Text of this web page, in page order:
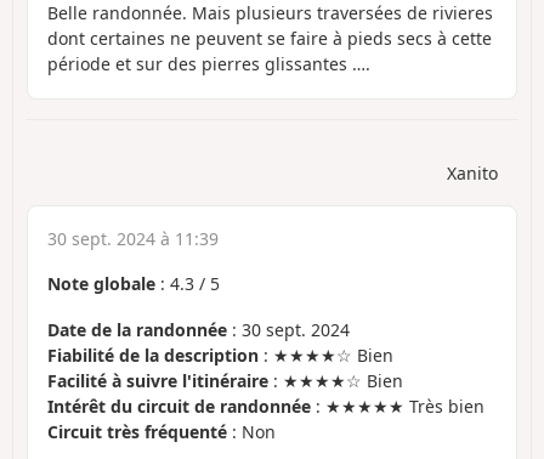
Belle randonnée. Mais plusieurs traversées de rivieres
dont certaines ne peuvent se faire à pieds secs à cette
période et sur des pierres glissantes ….
Xanito
30 sept. 2024 à 11:39
Note globale : 4.3 / 5
Date de la randonnée : 30 sept. 2024
Fiabilité de la description : ★★★★☆ Bien
Facilité à suivre l'itinéraire : ★★★★☆ Bien
Intérêt du circuit de randonnée : ★★★★★ Très bien
Circuit très fréquenté : Non